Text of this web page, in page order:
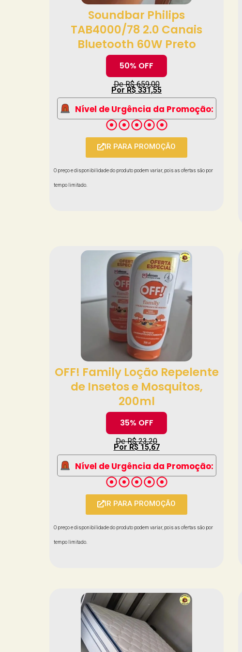
Soundbar Philips
TAB4000/78 2.0 Canais
Bluetooth 60W Preto
50% OFF
De R$ 659,00
Por R$ 331,55
Nível de Urgência da Promoção:
IR PARA PROMOÇÃO
O preço e disponibilidade do produto podem variar, pois as ofertas são por
tempo limitado.
OFF! Family Loção Repelente
de Insetos e Mosquitos,
200ml
35% OFF
De R$ 23,20
Por R$ 15,67
Nível de Urgência da Promoção:
IR PARA PROMOÇÃO
O preço e disponibilidade do produto podem variar, pois as ofertas são por
tempo limitado.